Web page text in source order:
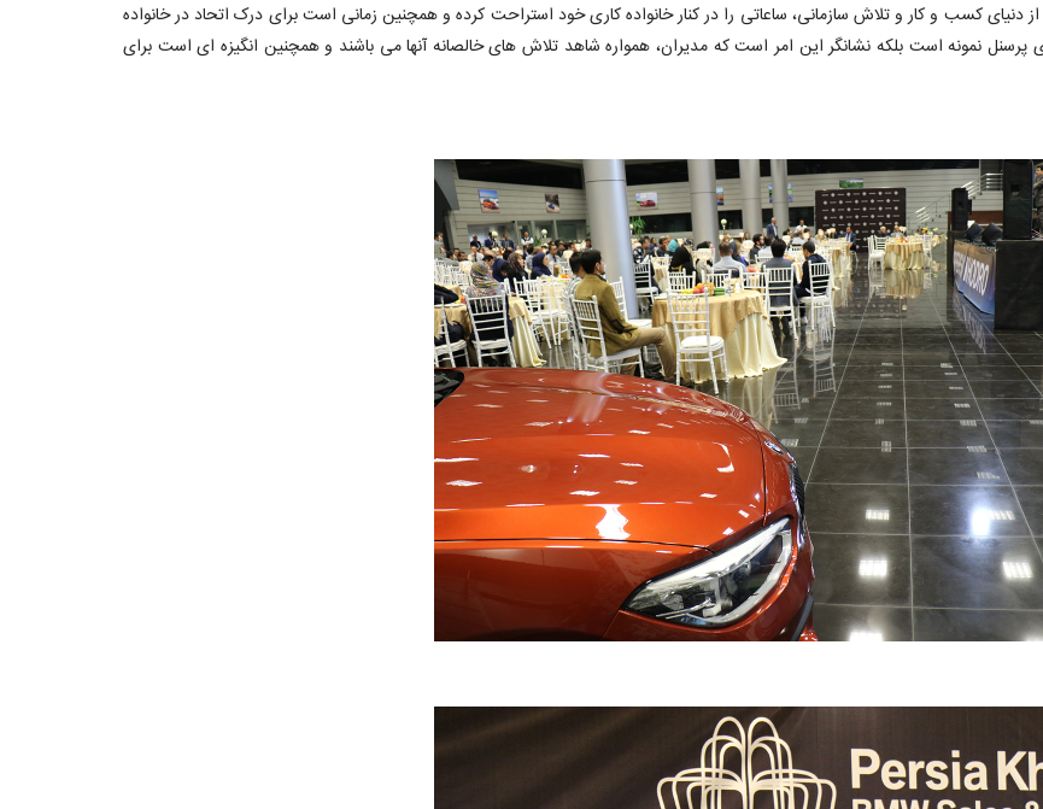
کسب و کار و تلاش سازمانی، ساعاتی را در کنار خانواده کاری خود استراحت کرده و همچنین زمانی است برای درک اتحاد در خانواده
پرسنل نمونه است بلکه نشانگر این امر است که مدیران، همواره شاهد تلاش های خالصانه آنها می باشند و همچنین انگیزه ای است برای